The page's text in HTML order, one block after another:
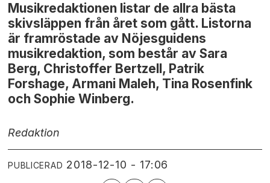
Musikredaktionen listar de allra bästa
skivsläppen från året som gått. Listorna
är framröstade av Nöjesguidens
musikredaktion, som består av Sara
Berg, Christoffer Bertzell, Patrik
Forshage, Armani Maleh, Tina Rosenfink
och Sophie Winberg.
Redaktion
PUBLICERAD 2018-12-10 - 17:06